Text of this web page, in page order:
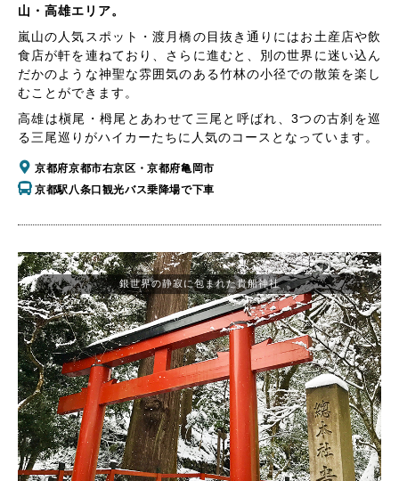
山・高雄エリア。
嵐山の人気スポット・渡月橋の目抜き通りにはお土産店や飲
食店が軒を連ねており、さらに進むと、別の世界に迷い込ん
だかのような神聖な雰囲気のある竹林の小径での散策を楽し
むことができます。
高雄は槇尾・栂尾とあわせて三尾と呼ばれ、3つの古刹を巡
る三尾巡りがハイカーたちに人気のコースとなっています。
京都府京都市右京区・京都府亀岡市
京都駅八条口観光バス乗降場で下車
銀世界の静寂に包まれた貴船神社